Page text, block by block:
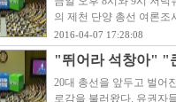
의 제천 단양 총선 여론
2016-04-07 17:28:08
"뛰어라 석창아" "
20대 총선을 앞두고 벌어
로감을 불러왔다. 유권자